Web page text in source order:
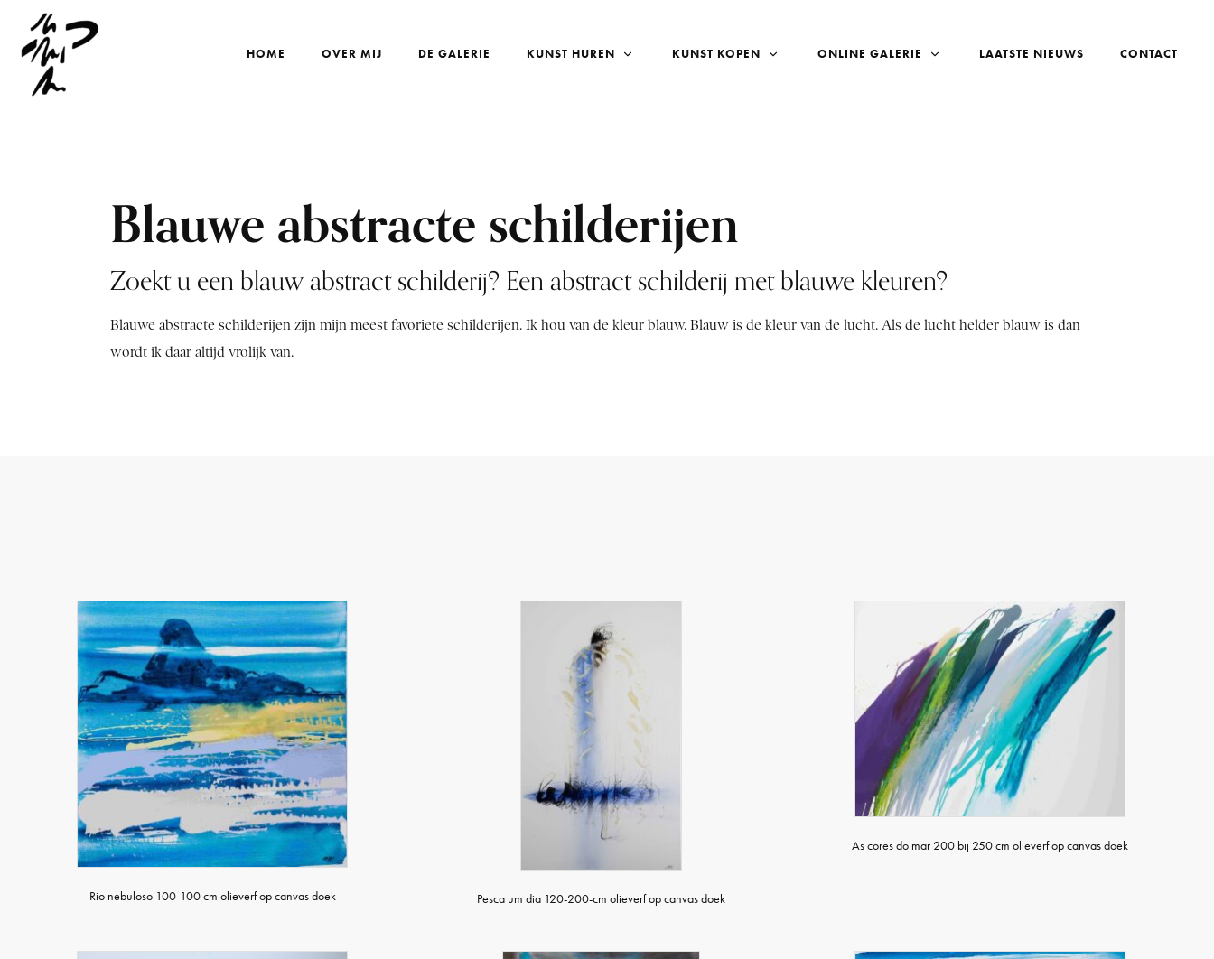
HOME OVER MIJ DE GALERIE KUNST HUREN KUNST KOPEN ONLINE GALERIE LAATSTE NIEUWS CONTACT
Blauwe abstracte schilderijen
Zoekt u een blauw abstract schilderij? Een abstract schilderij met blauwe kleuren?
Blauwe abstracte schilderijen zijn mijn meest favoriete schilderijen. Ik hou van de kleur blauw. Blauw is de kleur van de lucht. Als de lucht helder blauw is dan
wordt ik daar altijd vrolijk van.
Rio nebuloso 100-100 cm olieverf op canvas doek Pesca um dia 120-200-cm olieverf op canvas doek
As cores do mar 200 bij 250 cm olieverf op canvas doek